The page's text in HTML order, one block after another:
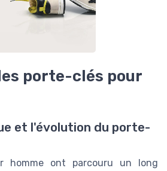
porte-clés pour
et l'évolution du porte-
homme ont parcouru un long